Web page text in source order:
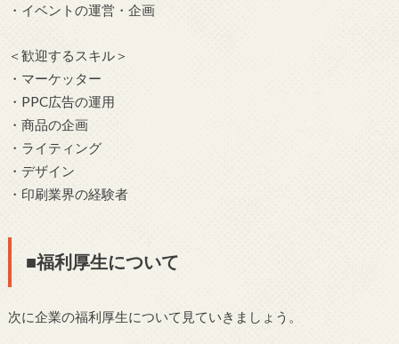
・イベントの運営・企画
＜歓迎するスキル＞
・マーケッター
・PPC広告の運用
・商品の企画
・ライティング
・デザイン
・印刷業界の経験者
■福利厚生について
次に企業の福利厚生について見ていきましょう。